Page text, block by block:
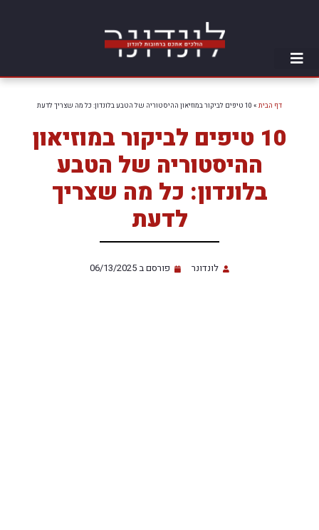
דף הבית » 10 טיפים לביקור במוזיאון ההיסטוריה של הטבע בלונדון: כל מה שצריך לדעת
10 טיפים לביקור במוזיאון
ההיסטוריה של הטבע
בלונדון: כל מה שצריך
לדעת
לונדונר פורסם ב06/13/2025